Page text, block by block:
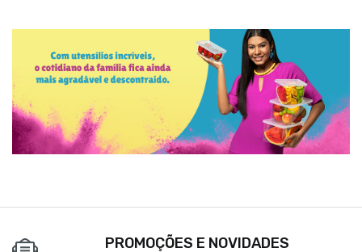
PROMOÇÕES E NOVIDADES